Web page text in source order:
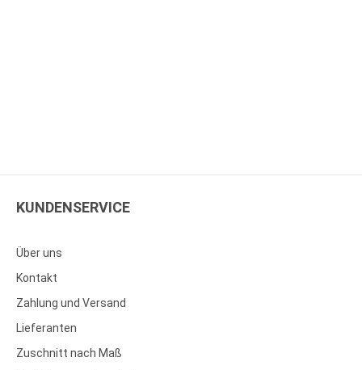
KUNDENSERVICE
Über uns
Kontakt
Zahlung und Versand
Lieferanten
Zuschnitt nach Maß